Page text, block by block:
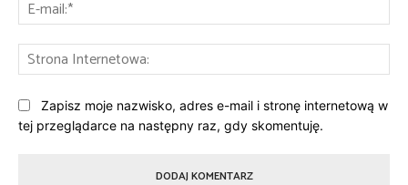
Zapisz moje nazwisko, adres e-mail i stronę internetową w
tej przeglądarce na następny raz, gdy skomentuję.